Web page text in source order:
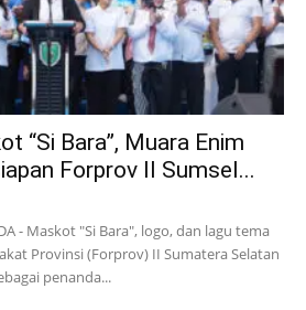
“Si Bara”, Muara Enim
Forprov II Sumsel...
- Maskot "Si Bara", logo, dan lagu tema
Provinsi (Forprov) II Sumatera Selatan
penanda...